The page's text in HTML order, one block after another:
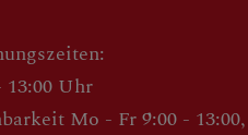
13:00 Uhr
Mo - Fr 9:00 - 13:00,